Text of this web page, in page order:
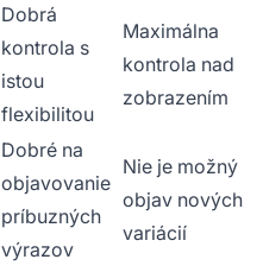
Dobrá
kontrola s
istou
flexibilitou
Maximálna
kontrola nad
zobrazením
Dobré na
objavovanie
príbuzných
výrazov
Nie je možný
objav nových
variácií